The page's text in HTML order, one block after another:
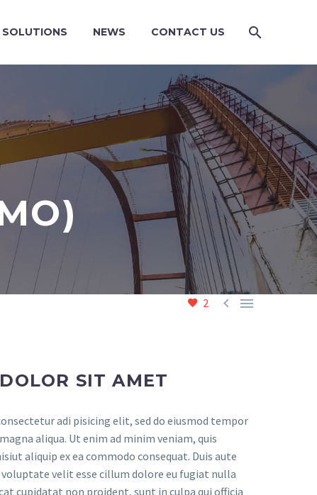
SOLUTIONS NEWS CONTACT US
2
 
SIT AMET
adi pisicing elit, sed do eiusmod tempor
aliqua. Ut enim ad minim veniam, quis
aliquip ex ea commodo consequat. Duis aute
velit esse cillum dolore eu fugiat nulla
cupidatat non proident, sunt in culpa qui officia